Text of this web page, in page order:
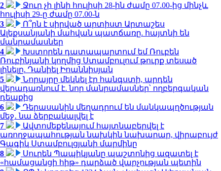
2
Ջուր չի լինի հուլիսի 28-ին ժամը 07.00-ից մինչև
հուլիսի 29-ը ժամը 07.00-ն
3
Ո՞րն է սիրված արտիստ Արտաշես
Ալեքսանյանի մահվան պատճառը. հայտնի են
մանրամասներ
4
Խստորեն դատապարտում եմ Ռուբեն
Ռուբինյանի կողմից Ստամբուլում թուրք տեսած
լինելը. Դանիել Իոաննիսյան
5
Նորայրը մեկնել էր հանգստի, արդեն
վերադառնում է. նոր մանրամասներ՝ ողբերգական
դեպքից
6
Դերասանին մեղադրում են մանկապղծության
մեջ․ նա ձերբակալվել է
7
Ավտոմեքենայում հայտնաբերվել է
առողջապահության նախկին նախարար, վիրաբույժ
Գագիկ Ստամբուլցյանի մարմինը
8
Սուրեն Պապիկյանը պաշտոնից ազատել է
«համացանցի հիթ» դարձած վարչության պետին